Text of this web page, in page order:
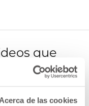
Acerca de las cookies
que
más
con